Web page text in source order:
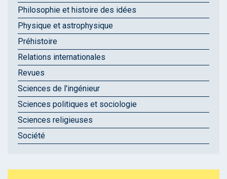
Philosophie et histoire des idées
Physique et astrophysique
Préhistoire
Relations internationales
Revues
Sciences de l'ingénieur
Sciences politiques et sociologie
Sciences religieuses
Société